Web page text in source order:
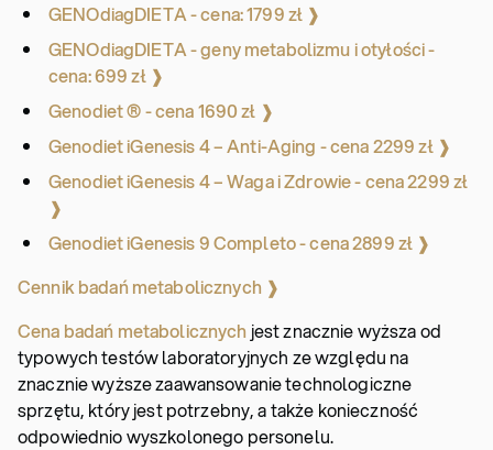
GENOdiagDIETA - cena: 1799 zł ❱
GENOdiagDIETA - geny metabolizmu i otyłości -
cena: 699 zł ❱
Genodiet ® - cena 1690 zł ❱
Genodiet iGenesis 4 – Anti-Aging - cena 2299 zł ❱
Genodiet iGenesis 4 – Waga i Zdrowie - cena 2299 zł
❱
Genodiet iGenesis 9 Completo - cena 2899 zł ❱
Cennik badań metabolicznych ❱
Cena badań metabolicznych jest znacznie wyższa od
typowych testów laboratoryjnych ze względu na
znacznie wyższe zaawansowanie technologiczne
sprzętu, który jest potrzebny, a także konieczność
odpowiednio wyszkolonego personelu.